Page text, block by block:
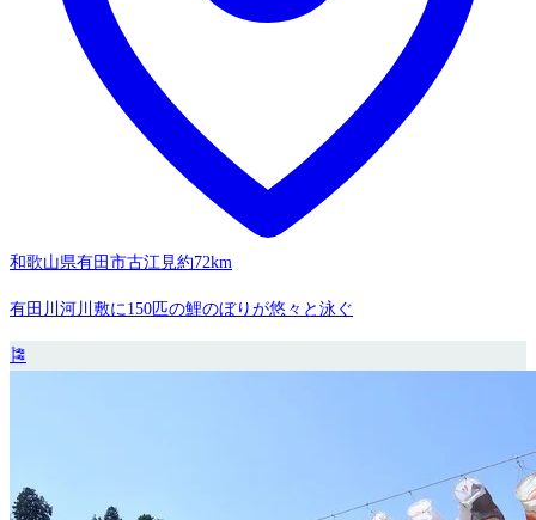
和歌山県有田市古江見約72km
有田川河川敷に150匹の鯉のぼりが悠々と泳ぐ
🎏